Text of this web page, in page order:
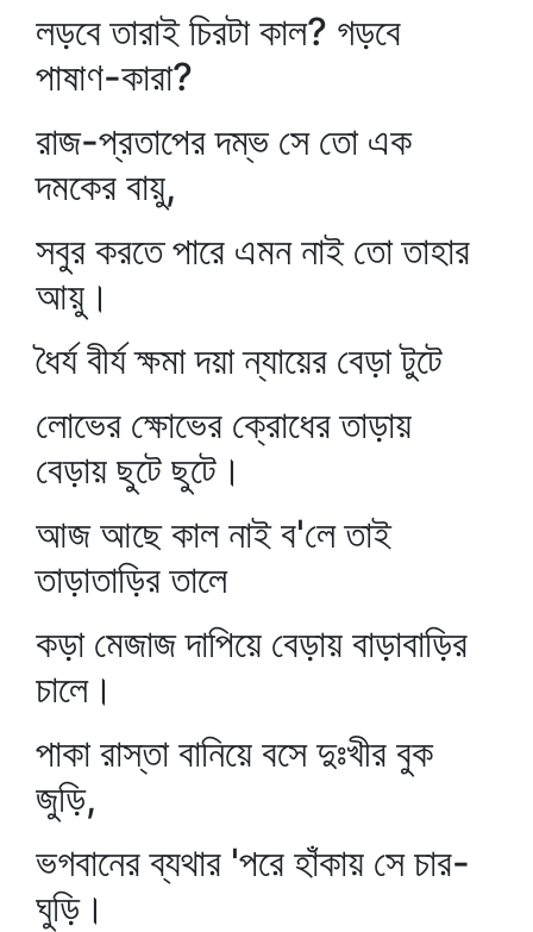
লড়বে তারাই চিরটা কাল? গড়বে
পাষাণ-কারা?
রাজ-প্রতাপের দম্ভ সে তো এক
দমকের বায়ু,
সবুর করতে পারে এমন নাই তো তাহার
আয়ু।
ধৈর্য বীর্য ক্ষমা দয়া ন্যায়ের বেড়া টুটে
লোভের ক্ষোভের ক্রোধের তাড়ায়
বেড়ায় ছুটে ছুটে।
আজ আছে কাল নাই ব'লে তাই
তাড়াতাড়ির তালে
কড়া মেজাজ দাপিয়ে বেড়ায় বাড়াবাড়ির
চালে।
পাকা রাস্তা বানিয়ে বসে দুঃখীর বুক
জুড়ি,
ভগবানের ব্যথার 'পরে হাঁকায় সে চার-
ঘুড়ি।